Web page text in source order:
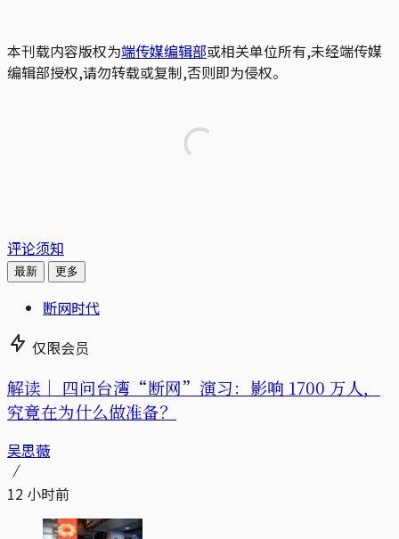
本刊载内容版权为端传媒编辑部或相关单位所有,未经端传媒
编辑部授权,请勿转载或复制,否则即为侵权。
评论须知
最新 更多
断网时代
仅限会员
解读｜ 四问台湾“断网”演习：影响 1700 万人，
究竟在为什么做准备？
吴思薇
12 小时前